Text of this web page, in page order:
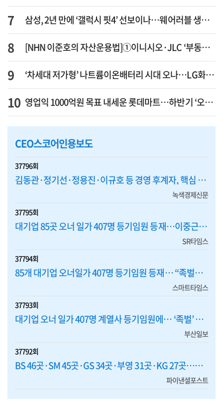
삼성, 2년 만에 ‘갤럭시 핏4’ 선보이나…웨어러블 생태계 확장 ‘시동’
[NHN 이준호의 자산운용법]①이니시오·JLC ‘부동산’-JLC파트너스 ‘투자’…“부동산 담보대출로 투자재원 확보”
‘차세대 저가형’ 나트륨이온배터리 시대 오나…LG화학·에코프로, 상용화 속도낸다
영업익 1000억원 목표 내세운 롯데마트…하반기 ‘오카도’ 시험대
CEO스코어인용보도
37796회
김동관·정기선·정용진·이규호 등 경영 후계자, 핵심 계열사 등기임원 맡아 '책임경영' 앞장
녹색경제신문
37795회
대기업 85곳 오너 일가 407명 등기임원 등재…이중근 부영 회장 '최다'
SR타임스
37794회
85개 대기업 오너일가 407명 등기임원 등재… “족벌경영 여전”
스마트타임스
37793회
대기업 오너 일가 407명 계열사 등기임원에… ‘족벌’ 여전하다
부산일보
37792회
BS 46곳·SM 45곳·GS 34곳·부영 31곳·KG 27곳…그룹 오너일가 등기임원 조사결과 '충격'
파이낸셜포스트